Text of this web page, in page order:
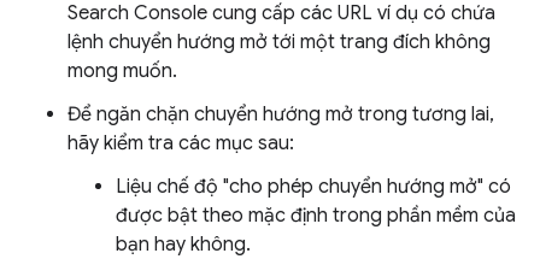
Search Console cung cấp các URL ví dụ có chứa
lệnh chuyển hướng mở tới một trang đích không
mong muốn.
Để ngăn chặn chuyển hướng mở trong tương lai,
hãy kiểm tra các mục sau:
Liệu chế độ "cho phép chuyển hướng mở" có
được bật theo mặc định trong phần mềm của
bạn hay không.